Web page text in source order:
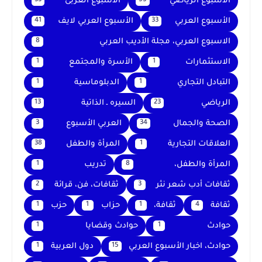
الأسبوع العربي 33 الأسبوع العربي لايف 41
الاسبوع العربي، مجلة الأديب العربي 8
الاستثمارات 1 الأسرة والمجتمع 1
التبادل التجاري 1 الدبلوماسية 1
الرياضي 23 السيره ـ الذاتية 13
الصحة والجمال 34 العربي الأسبوع 3
العلاقات التجارية 1 المرأة والطفل 38
المرأة والطفل، 8 تدريب 1
ثقافات أدب شعر نثر 3 ثقافات، فن، قرائة 2
ثقافة 4 ثقافة، 1 حزاب 1 حزب 1
حوادث 1 حوادث وقضايا 1
حوادث، اخبار الأسبوع العربي 15 دول العربية 1